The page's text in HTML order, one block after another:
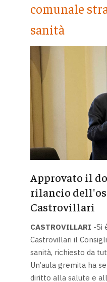
comunale
sanità
Approvato il
rilancio
Castrovillari
CASTROVILLARI -Si
Castrovillari il
sanità, richiesto da
Un’aula gremita ha
diritto alla salute e